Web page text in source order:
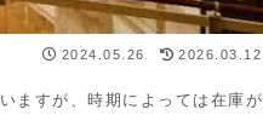
2024.05.26 2026.03.12
ますが、時期によっては在庫が